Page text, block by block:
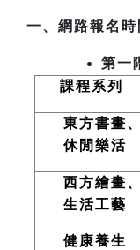
一、網路報名時
第一
課程系列
東方書畫、
休閒樂活
西方繪畫、
生活工藝
健康養生